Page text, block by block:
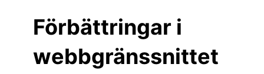
Förbättringar i
webbgränssnittet